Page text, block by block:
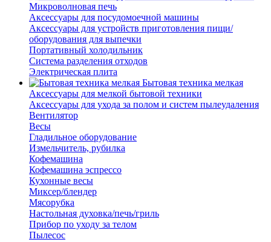
Микроволновая печь
Аксессуары для посудомоечной машины
Аксессуары для устройств приготовления пищи/
оборудования для выпечки
Портативный холодильник
Система разделения отходов
Электрическая плита
Бытовая техника мелкая
Аксессуары для мелкой бытовой техники
Аксессуары для ухода за полом и систем пылеудаления
Вентилятор
Весы
Гладильное оборудование
Измельчитель, рубилка
Кофемашина
Кофемашина эспрессо
Кухонные весы
Миксер/блендер
Мясорубка
Настольная духовка/печь/гриль
Прибор по уходу за телом
Пылесос